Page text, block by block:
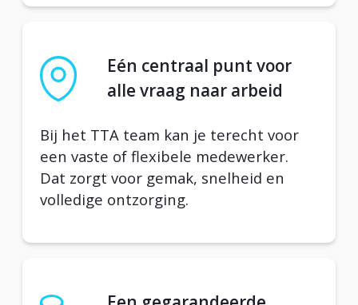
Eén centraal punt voor
alle vraag naar arbeid
Bij het TTA team kan je terecht voor
een vaste of flexibele medewerker.
Dat zorgt voor gemak, snelheid en
volledige ontzorging.